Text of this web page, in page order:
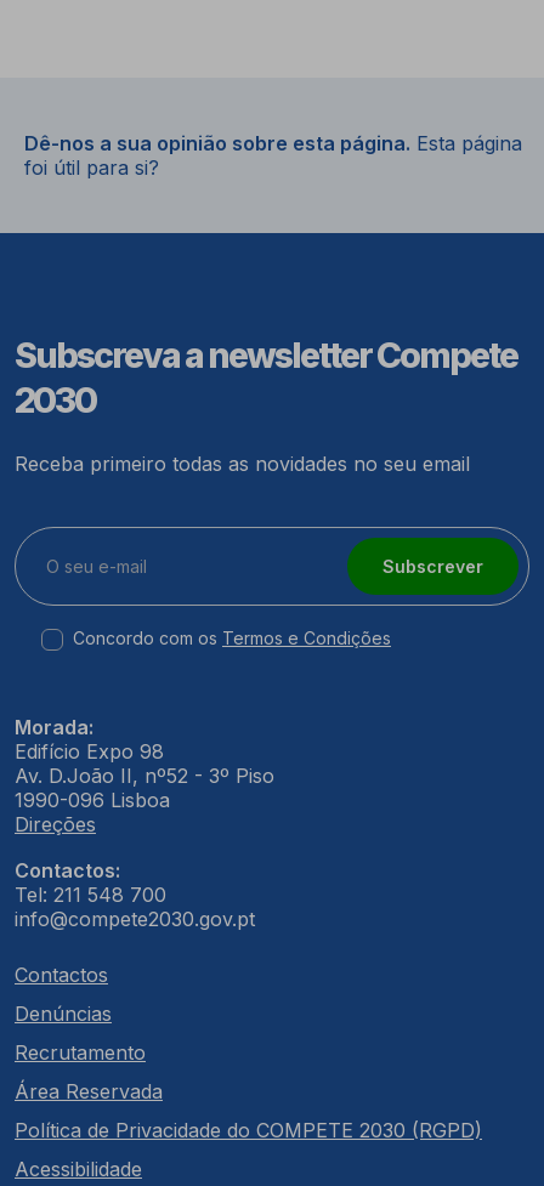
Dê-nos a sua opinião sobre esta página. Esta página
foi útil para si?
Subscreva a newsletter Compete
2030
Receba primeiro todas as novidades no seu email
Subscrever
Concordo com os Termos e Condições
Morada:
Edifício Expo 98
Av. D.João II, nº52 - 3º Piso
1990-096 Lisboa
Direções
Contactos:
Tel: 211 548 700
info@compete2030.gov.pt
Contactos
Denúncias
Recrutamento
Área Reservada
Política de Privacidade do COMPETE 2030 (RGPD)
Acessibilidade